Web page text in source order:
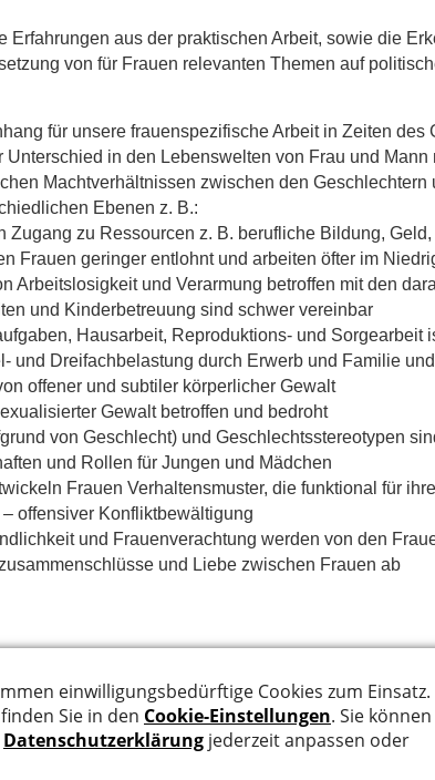
Erfahrungen aus der praktischen Arbeit, sowie die
von für Frauen relevanten Themen auf
für unsere frauenspezifische Arbeit in Zeiten
in den Lebenswelten von Frau und
Machtverhältnissen zwischen den
Ebenen z. B.:
Zugang zu Ressourcen z. B. berufliche Bildung,
Frauen geringer entlohnt und arbeiten öfter im
Arbeitslosigkeit und Verarmung betroffen mit den
und Kinderbetreuung sind schwer vereinbar
Hausarbeit, Reproduktions- und Sorgearbeit
und Dreifachbelastung durch Erwerb und Familie
offener und subtiler körperlicher Gewalt
Gewalt betroffen und bedroht
von Geschlecht) und Geschlechtsstereotypen
und Rollen für Jungen und Mädchen
Frauen Verhaltensmuster, die funktional für
offensiver Konfliktbewältigung
und Frauenverachtung werden von den
und Liebe zwischen Frauen ab
Impressum